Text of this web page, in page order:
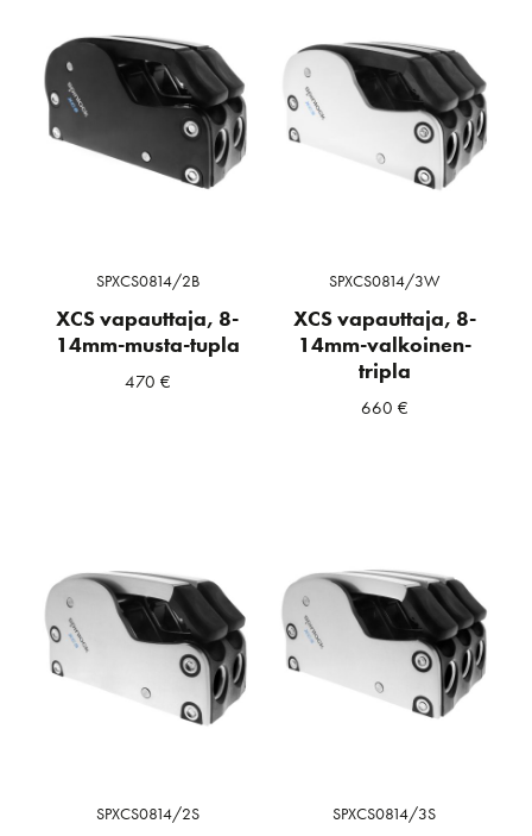
SPXCS0814/2B
XCS vapauttaja, 8-
14mm-musta-tupla
470 €
SPXCS0814/3W
XCS vapauttaja, 8-
14mm-valkoinen-
tripla
660 €
SPXCS0814/2S SPXCS0814/3S